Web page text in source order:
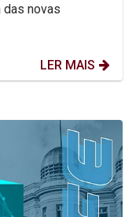
das novas
LER MAIS